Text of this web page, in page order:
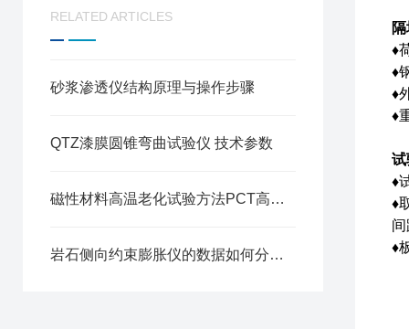
RELATED ARTICLES
砂浆渗透仪结构原理与操作步骤
QTZ漆膜圆锥弯曲试验仪 技术参数
磁性材料高温老化试验方法PCT高压加速老化试验箱
岩石侧向约束膨胀仪的数据如何分析和解释
♦
♦
♦
♦
试
♦
♦
♦